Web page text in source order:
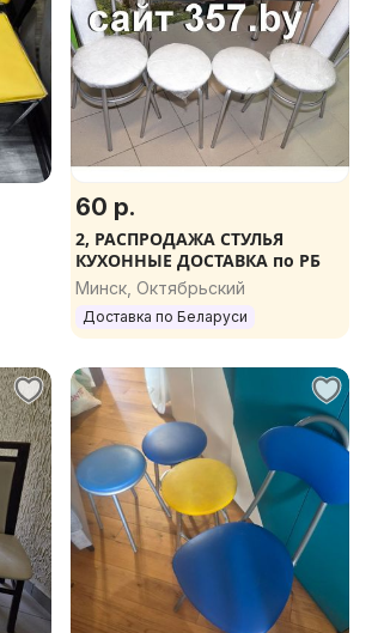
60 р.
2, РАСПРОДАЖА СТУЛЬЯ
КУХОННЫЕ ДОСТАВКА по РБ
Минск, Октябрьский
Доставка по Беларуси